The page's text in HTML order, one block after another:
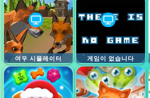
여우 시뮬레이터 게임이 없습니다